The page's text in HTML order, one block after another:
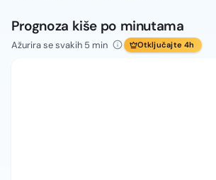
Prognoza kiše po minutama
Ažurira se svakih 5 min Otključajte 4h